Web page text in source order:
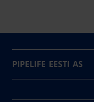
PIPELIFE EESTI AS
Pipelife on üks
pakkujaid,
Arvutustööriistad